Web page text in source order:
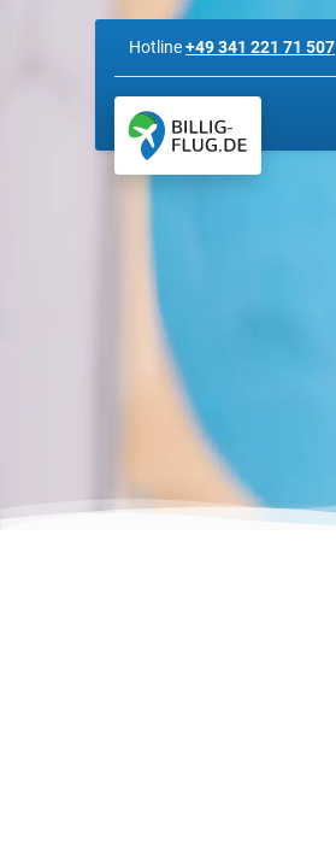
Hotline+49 341 221 71 507